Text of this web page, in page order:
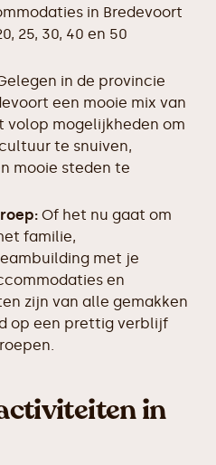
in Bredevoort
25, 30, 40 en 50
in de provincie
een mooie mix van
volop mogelijkheden om
te snuiven,
mooie steden te
Of het nu gaat om
familie,
met je
en
zijn van alle gemakken
op een prettig verblijf
in